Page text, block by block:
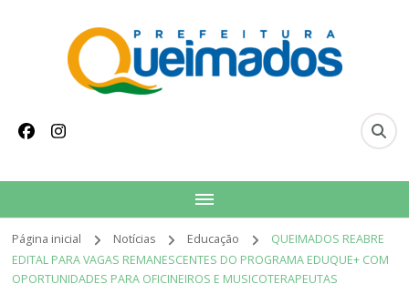
Prefeitura Municipal
Página inicial Notícias Educação
QUEIMADOS REABRE
EDITAL PARA VAGAS REMANESCENTES DO PROGRAMA EDUQUE+ COM
OPORTUNIDADES PARA OFICINEIROS E MUSICOTERAPEUTAS